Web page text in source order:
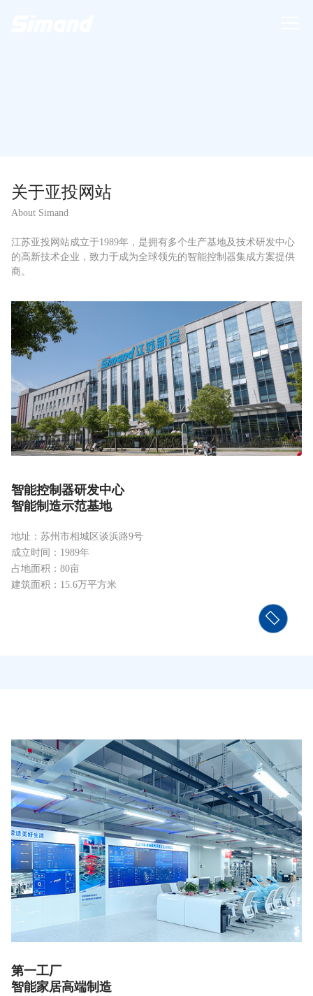
关于亚投网站
About Simand
江苏亚投网站成立于1989年，是拥有多个生产基地及技术研发中心
的高新技术企业，致力于成为全球领先的智能控制器集成方案提供
商。
智能控制器研发中心
智能制造示范基地
地址：苏州市相城区谈浜路9号
成立时间：1989年
占地面积：80亩
建筑面积：15.6万平方米
第一工厂
智能家居高端制造